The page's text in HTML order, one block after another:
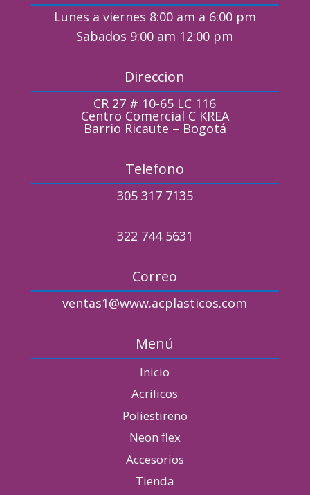
Lunes a viernes 8:00 am a 6:00 pm
Sabados 9:00 am 12:00 pm
Direccion
CR 27 # 10-65 LC 116
Centro Comercial C KREA
Barrio Ricaute – Bogotá
Telefono
305 317 7135
322 744 5631
Correo
ventas1@www.acplasticos.com
Menú
Inicio
Acrilicos
Poliestireno
Neon flex
Accesorios
Tienda